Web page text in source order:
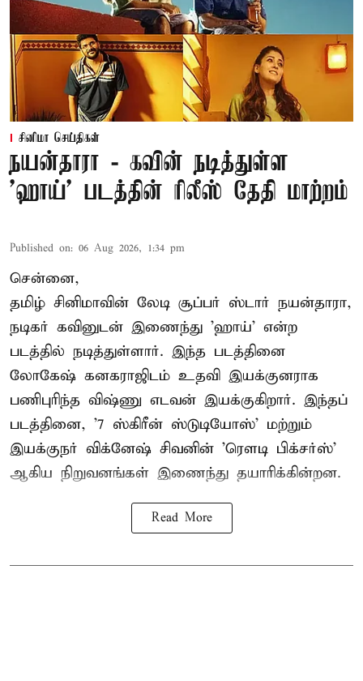
சினிமா செய்திகள்
நயன்தாரா - கவின் நடித்துள்ள
'ஹாய்' படத்தின் ரிலீஸ் தேதி மாற்றம்
Published on: 06 Aug 2026, 1:34 pm
சென்னை,
தமிழ் சினிமாவின் லேடி சூப்பர் ஸ்டார் நயன்தாரா,
நடிகர் கவினுடன் இணைந்து 'ஹாய்' என்ற
படத்தில் நடித்துள்ளார். இந்த படத்தினை
லோகேஷ் கனகராஜிடம் உதவி இயக்குனராக
பணிபுரிந்த விஷ்ணு எடவன் இயக்குகிறார். இந்தப்
படத்தினை, '7 ஸ்கிரீன் ஸ்டுடியோஸ்' மற்றும்
இயக்குநர் விக்னேஷ் சிவனின் 'ரௌடி பிக்சர்ஸ்'
ஆகிய நிறுவனங்கள் இணைந்து தயாரிக்கின்றன.
Read More